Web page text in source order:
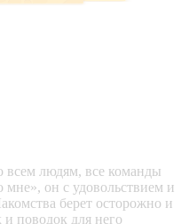
всем людям, все команды
мне», он с удовольствием и
берет осторожно и
поводок для него